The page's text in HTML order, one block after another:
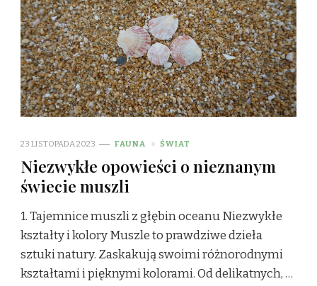
23 LISTOPADA 2023 FAUNA ŚWIAT
Niezwykłe opowieści o nieznanym
świecie muszli
1. Tajemnice muszli z głębin oceanu Niezwykłe
kształty i kolory Muszle to prawdziwe dzieła
sztuki natury. Zaskakują swoimi różnorodnymi
kształtami i pięknymi kolorami. Od delikatnych, …